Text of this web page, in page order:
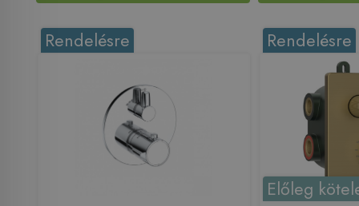
Rendelésre Rendelésre
Előleg